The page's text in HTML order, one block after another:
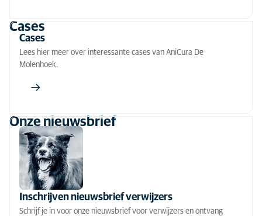
Cases
Cases
Lees hier meer over interessante cases van AniCura De
Molenhoek.
Onze nieuwsbrief
Inschrijven nieuwsbrief verwijzers
Schrijf je in voor onze nieuwsbrief voor verwijzers en ontvang